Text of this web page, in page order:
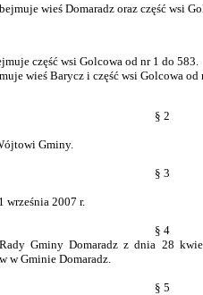
wieś Domaradz oraz część wsi
część wsi Golcowa od nr 1 do 583.
wieś Barycz i część wsi Golcowa od
§ 2
Gminy.
§ 3
września 2007 r.
§ 4
Gminy Domaradz z dnia 28
w Gminie Domaradz.
§ 5